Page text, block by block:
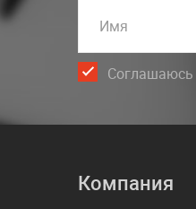
Имя
Соглашаюсь
Компания